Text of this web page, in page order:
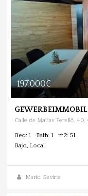
197.000€
Calle de Matías Perelló, 40,
Bed: 1 Bath: 1
m2: 51
Bajo, Local
Mario Gaviria